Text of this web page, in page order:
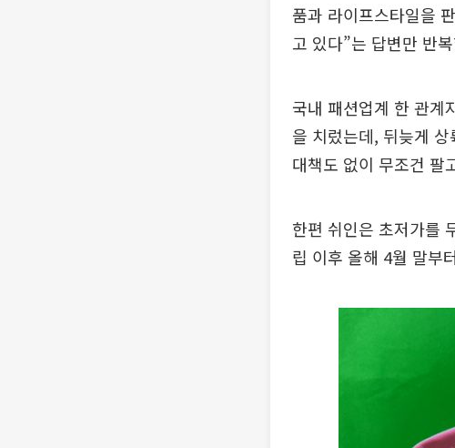
품과 라이프스타일을
고 있다”는 답변만 반
국내 패션업계 한 관계
을 치렀는데, 뒤늦게
대책도 없이 무조건 팔
한편 쉬인은 초저가를
립 이후 올해 4월 말부